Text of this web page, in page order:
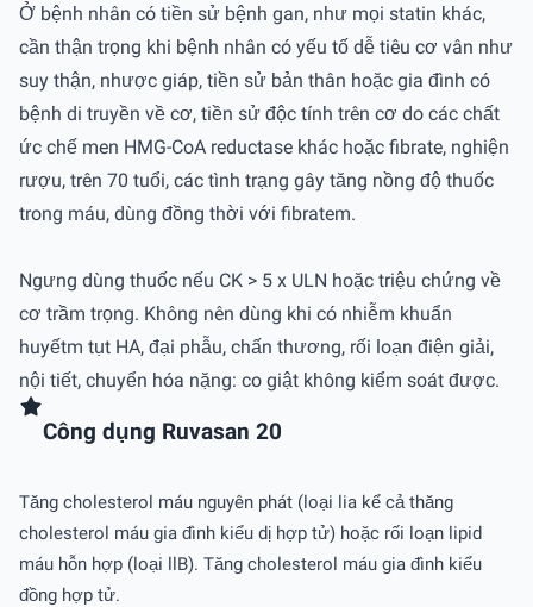
Ở bệnh nhân có tiền sử bệnh gan, như mọi statin khác,
cần thận trọng khi bệnh nhân có yếu tố dễ tiêu cơ vân như
suy thận, nhược giáp, tiền sử bản thân hoặc gia đình có
bệnh di truyền về cơ, tiền sử độc tính trên cơ do các chất
ức chế men HMG-CoA reductase khác hoặc fibrate, nghiện
rượu, trên 70 tuổi, các tình trạng gây tăng nồng độ thuốc
trong máu, dùng đồng thời với fibratem.
Ngưng dùng thuốc nếu CK > 5 x ULN hoặc triệu chứng về
cơ trầm trọng. Không nên dùng khi có nhiễm khuẩn
huyếtm tụt HA, đại phẫu, chấn thương, rối loạn điện giải,
nội tiết, chuyển hóa nặng: co giật không kiểm soát được.
Công dụng Ruvasan 20
Tăng cholesterol máu nguyên phát (loại lia kể cả thăng
cholesterol máu gia đình kiểu dị hợp tử) hoặc rối loạn lipid
máu hỗn hợp (loại llB). Tăng cholesterol máu gia đình kiểu
đồng hợp tử.